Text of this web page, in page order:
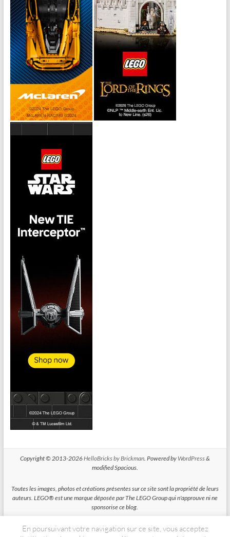
Copyright © 2013-2026HelloBricks by Brickman. Powered by WordPress&
modified Spacious.
Toutes les images, photos et créations présentes sur ce site sont la propriété de leurs
auteurs. LEGO® est une marque déposée par The LEGO Group qui n'approuve ni ne
sponsorise ce blog.
HelloBricks participe au Programme Partenaires d'Amazon EU, un programme
En poursuivant votre navigation sur ce site, vous acceptez